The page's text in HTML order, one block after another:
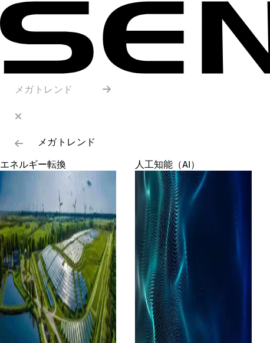
メガトレンド
メガトレンド
エネルギー転換
人工知能（AI）